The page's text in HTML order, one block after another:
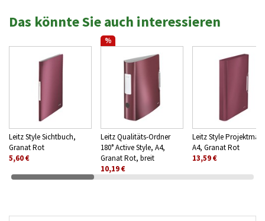
Das könnte Sie auch interessieren
Leitz Style Sichtbuch,
Granat Rot
5,60 €
%
Leitz Qualitäts-Ordner
180° Active Style, A4,
Granat Rot, breit
10,19 €
Leitz Style
A4, Granat Rot
13,59 €